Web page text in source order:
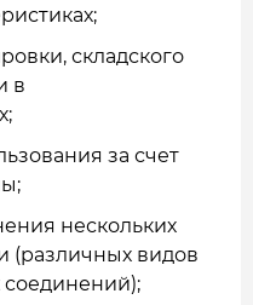
складского
в
за счет
нескольких
(различных видов